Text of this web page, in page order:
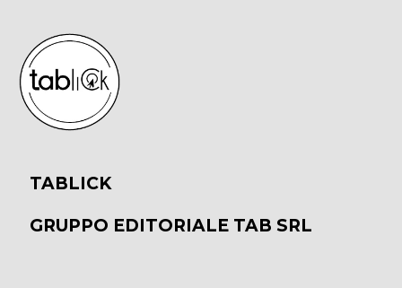
TABLICK
GRUPPO EDITORIALE TAB SRL